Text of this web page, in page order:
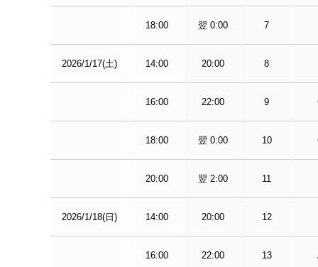
18:00 翌 0:00 7
2026/1/17(土) 14:00 20:00 8
16:00 22:00 9
18:00 翌 0:00 10
20:00 翌 2:00 11
2026/1/18(日) 14:00 20:00 12
16:00 22:00 13